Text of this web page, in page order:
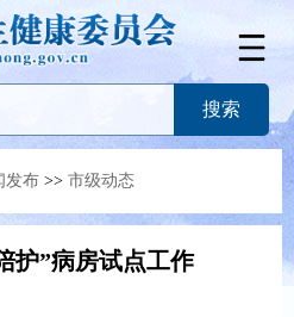
发布 >> 市级动态
护”病房试点工作